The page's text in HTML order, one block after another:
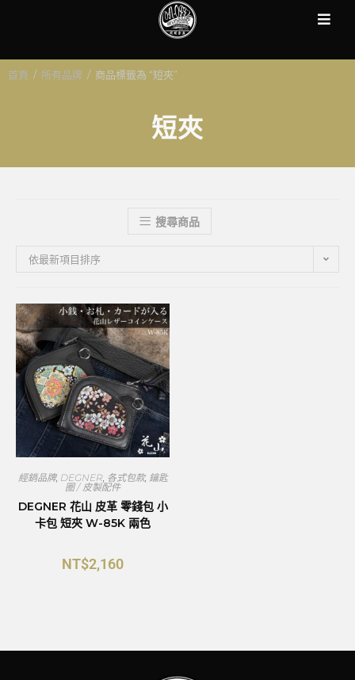
首頁 / 所有品牌 / 商品標籤為 “短夾”
短夾
搜尋商品
依最新項目排序
經銷品牌, DEGNER, 各式包款, 鑰匙
圈 / 皮製配件
DEGNER 花山 皮革 零錢包 小
卡包 短夾 W-85K 兩色
NT$2,160